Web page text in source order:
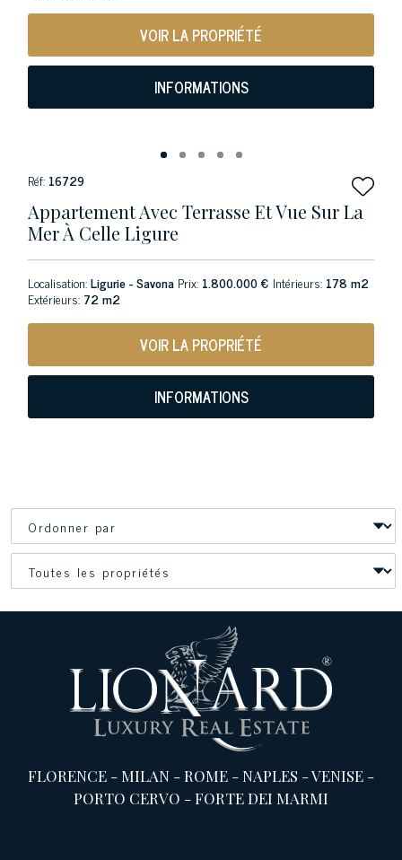
VOIR LA PROPRIÉTÉ
INFORMATIONS
Réf: 16729
Appartement Avec Terrasse Et Vue Sur La
Mer À Celle Ligure
Localisation:Ligurie - Savona Prix: 1.800.000 € Intérieurs: 178 m2
Extérieurs: 72 m2
VOIR LA PROPRIÉTÉ
INFORMATIONS
FLORENCE -MILAN -ROME -NAPLES -VENISE -
PORTO CERVO -FORTE DEI MARMI